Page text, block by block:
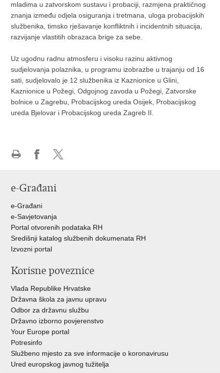
mladima u zatvorskom sustavu i probaciji, razmjena praktičnog
znanja između odjela osiguranja i tretmana, uloga probacijskih
službenika, timsko rješavanje konfliktnih i incidentnih situacija,
razvijanje vlastitih obrazaca brige za sebe.
Uz ugodnu radnu atmosferu i visoku razinu aktivnog
sudjelovanja polaznika, u programu izobrazbe u trajanju od 16
sati, sudjelovalo je 12 službenika iz Kaznionice u Glini,
Kaznionice u Požegi, Odgojnog zavoda u Požegi, Zatvorske
bolnice u Zagrebu, Probacijskog ureda Osijek, Probacijskog
ureda Bjelovar i Probacijskog ureda Zagreb II.
FacebookuTwitteru
e-Građani
e-Građani
e-Savjetovanja
Portal otvorenih podataka RH
Središnji katalog službenih dokumenata RH
Izvozni portal
Korisne poveznice
Vlada Republike Hrvatske
Državna škola za javnu upravu
Odbor za državnu službu
Državno izborno povjerenstvo
Your Europe portal
Potresinfo
Službeno mjesto za sve informacije o koronavirusu
Ured europskog javnog tužitelja